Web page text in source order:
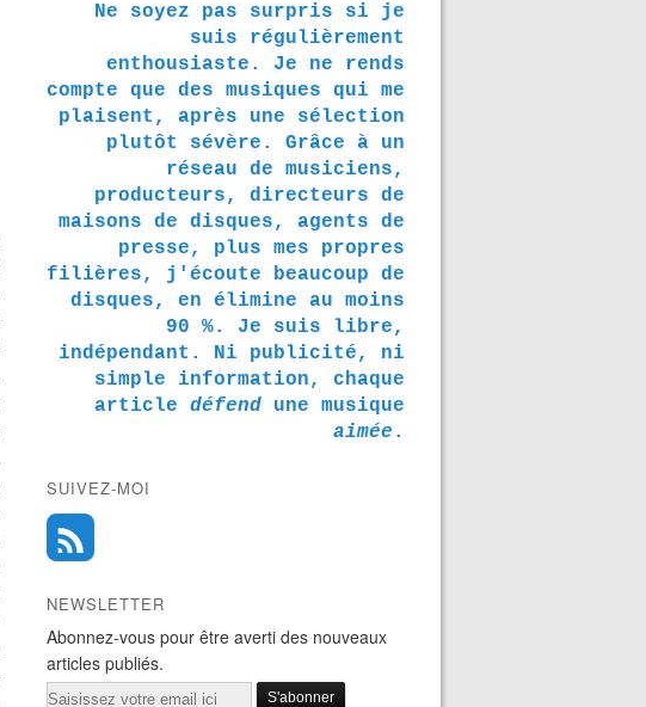
Ne soyez pas surpris si je
suis régulièrement
enthousiaste. Je ne rends
compte que des musiques qui me
plaisent, après une sélection
plutôt sévère. Grâce à un
réseau de musiciens,
producteurs, directeurs de
maisons de disques, agents de
presse, plus mes propres
filières, j'écoute beaucoup de
disques, en élimine au moins
90 %. Je suis libre,
indépendant. Ni publicité, ni
simple information, chaque
article défend une musique
aimée .
SUIVEZ-MOI
NEWSLETTER
Abonnez-vous pour être averti des nouveaux
articles publiés.
Email